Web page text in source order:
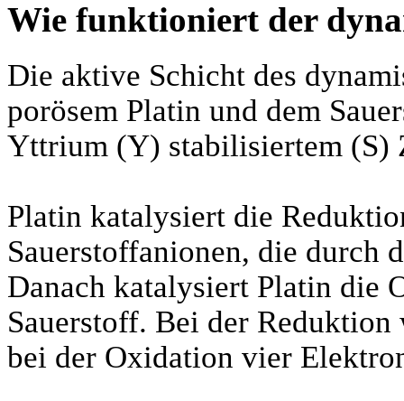
Wie funktioniert der
Die aktive Schicht des
porösem Platin und dem
Yttrium (Y) stabilisiertem
Platin katalysiert die
Sauerstoffanionen, die
Danach katalysiert Platin die
Sauerstoff. Bei der
bei der Oxidation vier